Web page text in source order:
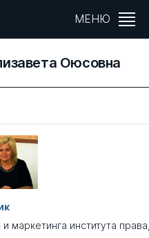
МЕНЮ
Оюсовна
маркетинга института